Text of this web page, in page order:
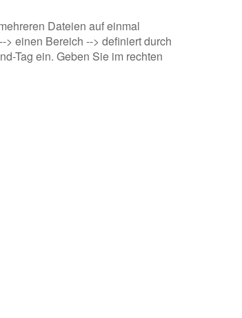
Dateien auf einmal
einen Bereich --> definiert durch
Tag ein. Geben Sie im rechten